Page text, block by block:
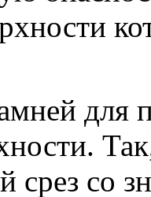
для
срез со